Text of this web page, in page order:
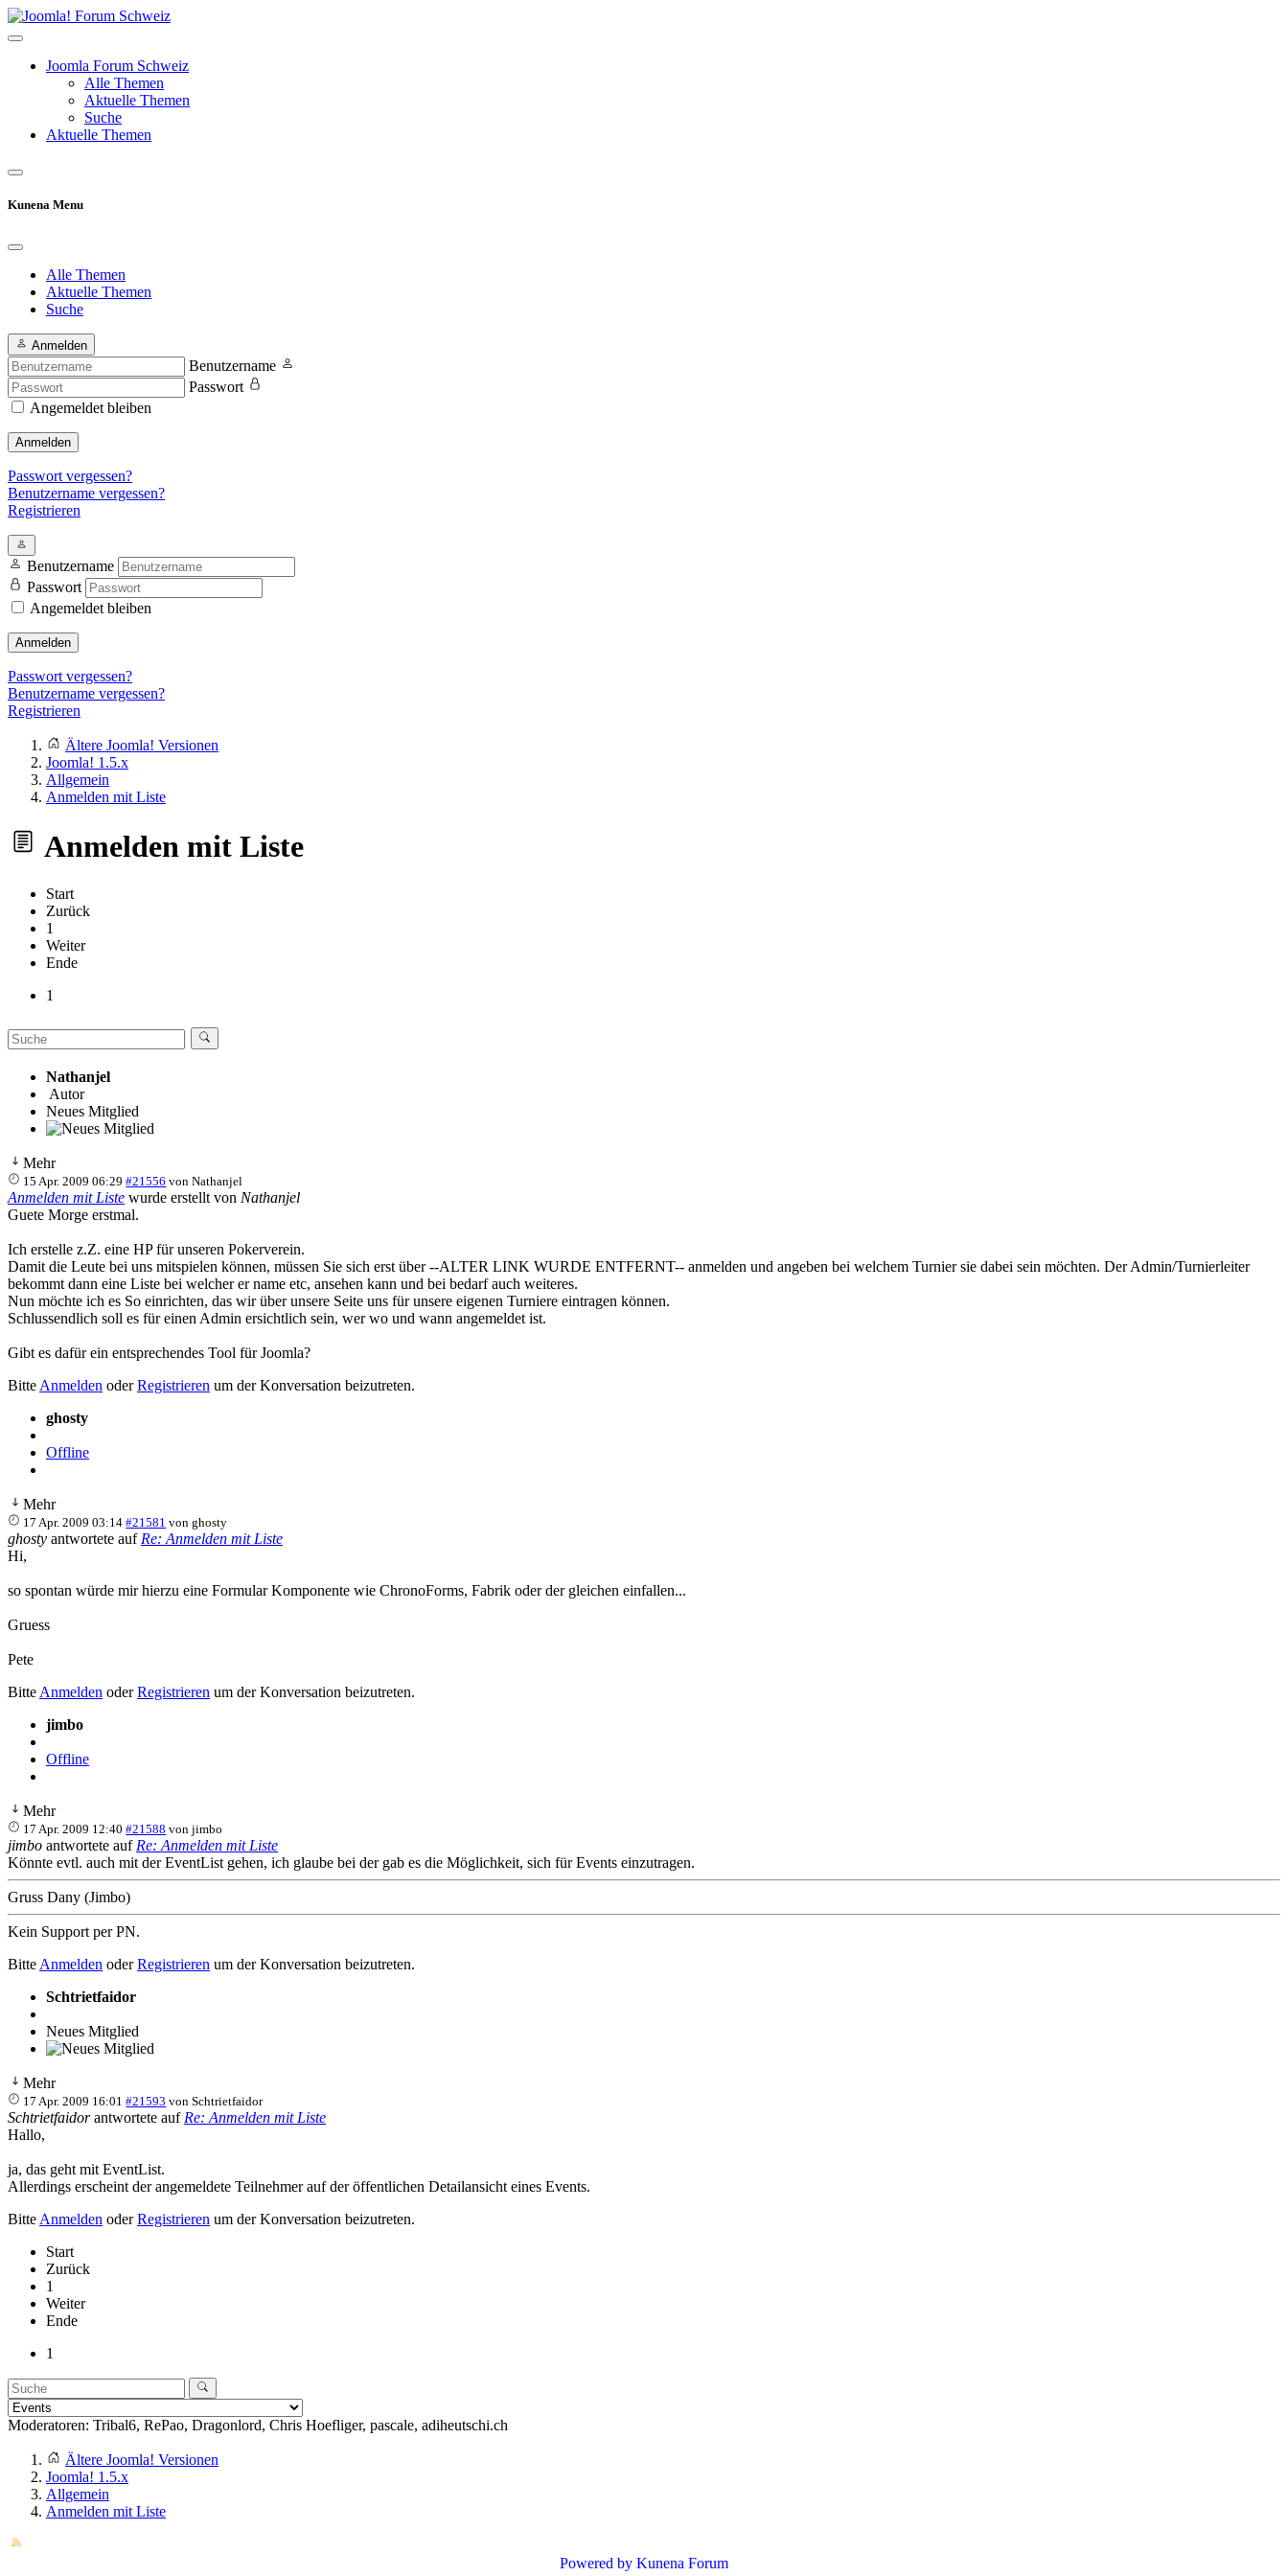
Joomla Forum Schweiz
Alle Themen
Aktuelle Themen
Suche
Aktuelle Themen
Kunena Menu
Alle Themen
Aktuelle Themen
Suche
Anmelden
Benutzername
Passwort
Angemeldet bleiben
Anmelden
Passwort vergessen?
Benutzername vergessen?
Registrieren
Benutzername
Passwort
Angemeldet bleiben
Anmelden
Passwort vergessen?
Benutzername vergessen?
Registrieren
Ältere Joomla! Versionen
Joomla! 1.5.x
Allgemein
Anmelden mit Liste
Anmelden mit Liste
Start
Zurück
1
Weiter
Ende
1
Nathanjel
Autor
Neues Mitglied
Mehr
15 Apr. 2009 06:29 #21556 vonNathanjel
Anmelden mit Liste wurde erstellt von Nathanjel
Guete Morge erstmal.
Ich erstelle z.Z. eine HP für unseren Pokerverein.
Damit die Leute bei uns mitspielen können, müssen Sie sich erst über --ALTER LINK WURDE ENTFERNT-- anmelden und angeben bei welchem Turnier sie dabei sein möchten. Der Admin/Turnierleiter
bekommt dann eine Liste bei welcher er name etc, ansehen kann und bei bedarf auch weiteres.
Nun möchte ich es So einrichten, das wir über unsere Seite uns für unsere eigenen Turniere eintragen können.
Schlussendlich soll es für einen Admin ersichtlich sein, wer wo und wann angemeldet ist.
Gibt es dafür ein entsprechendes Tool für Joomla?
Bitte Anmelden oderRegistrieren um der Konversation beizutreten.
ghosty
Offline
Mehr
17 Apr. 2009 03:14 #21581 vonghosty
ghosty antwortete auf Re: Anmelden mit Liste
Hi,
so spontan würde mir hierzu eine Formular Komponente wie ChronoForms, Fabrik oder der gleichen einfallen...
Gruess
Pete
Bitte Anmelden oderRegistrieren um der Konversation beizutreten.
jimbo
Offline
Mehr
17 Apr. 2009 12:40 #21588 vonjimbo
jimbo antwortete auf Re: Anmelden mit Liste
Könnte evtl. auch mit der EventList gehen, ich glaube bei der gab es die Möglichkeit, sich für Events einzutragen.
Gruss Dany (Jimbo)
Kein Support per PN.
Bitte Anmelden oderRegistrieren um der Konversation beizutreten.
Schtrietfaidor
Neues Mitglied
Mehr
17 Apr. 2009 16:01 #21593 vonSchtrietfaidor
Schtrietfaidorantwortete auf Re: Anmelden mit Liste
Hallo,
ja, das geht mit EventList.
Allerdings erscheint der angemeldete Teilnehmer auf der öffentlichen Detailansicht eines Events.
Bitte Anmelden oderRegistrieren um der Konversation beizutreten.
Start
Zurück
1
Weiter
Ende
1
Moderatoren: Tribal6, RePao, Dragonlord, Chris Hoefliger, pascale, adiheutschi.ch
Ältere Joomla! Versionen
Joomla! 1.5.x
Allgemein
Anmelden mit Liste
Powered by Kunena Forum